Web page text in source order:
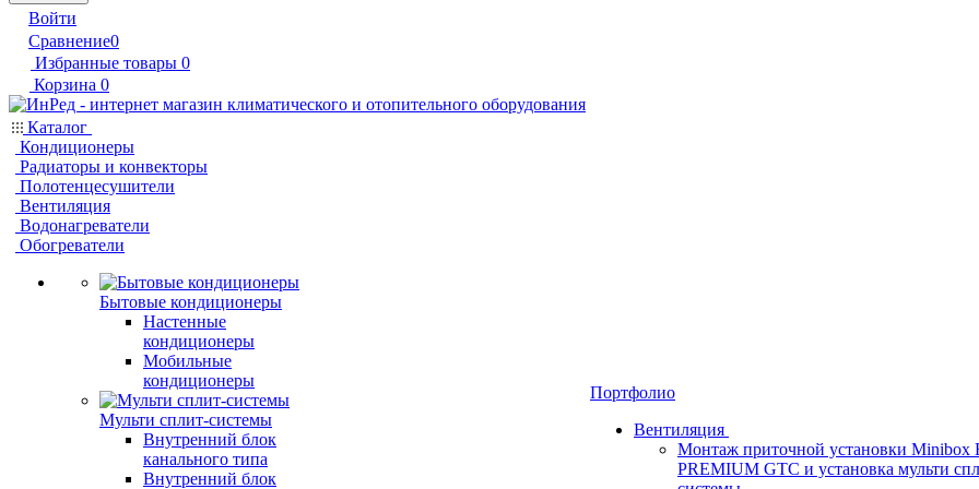
Войти
Сравнение0
Избранные товары 0
Корзина 0
Каталог
Кондиционеры
Радиаторы и конвекторы
Полотенцесушители
Вентиляция
Водонагреватели
Обогреватели
Бытовые кондиционеры
Настенные
кондиционеры
Мобильные
кондиционеры
Мульти сплит-системы
Внутренний блок
канального типа
Внутренний блок
Портфолио
Вентиляция
Монтаж приточной установки Minibox
PREMIUM GTC и установка мульти